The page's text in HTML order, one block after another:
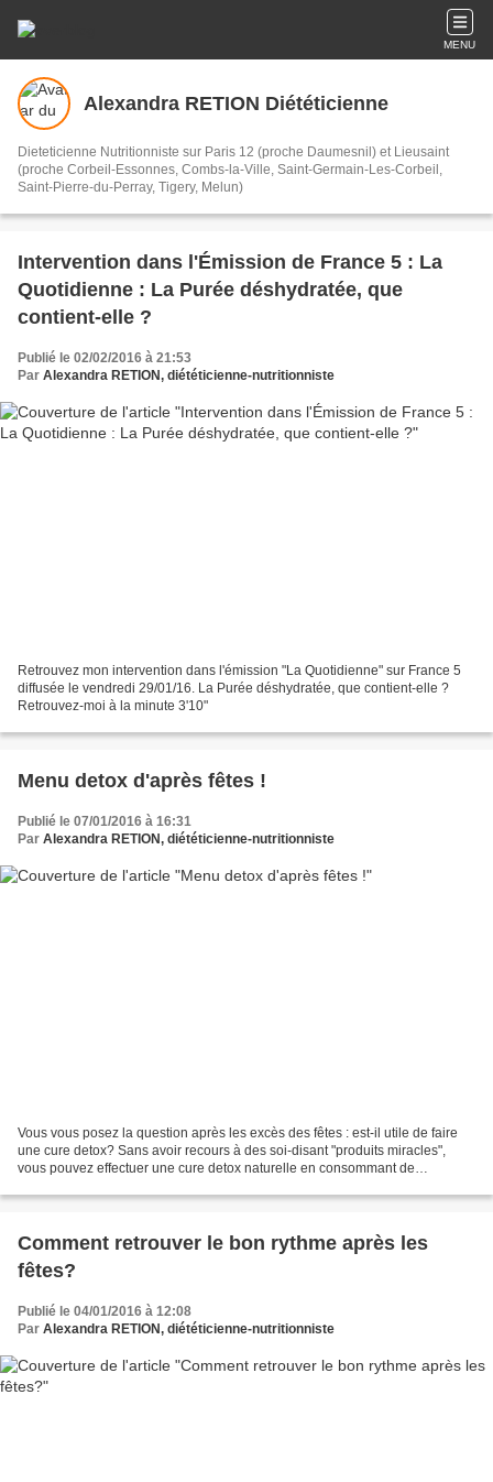
MENU
Alexandra RETION Diététicienne
Dieteticienne Nutritionniste sur Paris 12 (proche Daumesnil) et Lieusaint
(proche Corbeil-Essonnes, Combs-la-Ville, Saint-Germain-Les-Corbeil,
Saint-Pierre-du-Perray, Tigery, Melun)
Intervention dans l'Émission de France 5 : La
Quotidienne : La Purée déshydratée, que
contient-elle ?
Publié le 02/02/2016 à 21:53
Par Alexandra RETION, diététicienne-nutritionniste
Retrouvez mon intervention dans l'émission "La Quotidienne" sur France 5
diffusée le vendredi 29/01/16. La Purée déshydratée, que contient-elle ?
Retrouvez-moi à la minute 3'10"
Menu detox d'après fêtes !
Publié le 07/01/2016 à 16:31
Par Alexandra RETION, diététicienne-nutritionniste
Vous vous posez la question après les excès des fêtes : est-il utile de faire
une cure detox? Sans avoir recours à des soi-disant "produits miracles",
vous pouvez effectuer une cure detox naturelle en consommant de
Comment retrouver le bon rythme après les
fêtes?
Publié le 04/01/2016 à 12:08
Par Alexandra RETION, diététicienne-nutritionniste